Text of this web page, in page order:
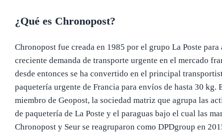
¿Qué es Chronopost?
Chronopost fue creada en 1985 por el grupo La Poste para
creciente demanda de transporte urgente en el mercado
desde entonces se ha convertido en el principal
paquetería urgente de Francia para envíos de hasta 30 kg.
miembro de Geopost, la sociedad matriz que agrupa las
de paquetería de La Poste y el paraguas bajo el cual las
Chronopost y Seur se reagruparon como DPDgroup en